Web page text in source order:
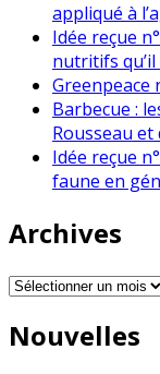
appliqué à
Idée reçue
nutritifs
Greenpeace
Barbecue :
Rousseau et
Idée reçue
faune en
Archives
Archives
Nouvelles